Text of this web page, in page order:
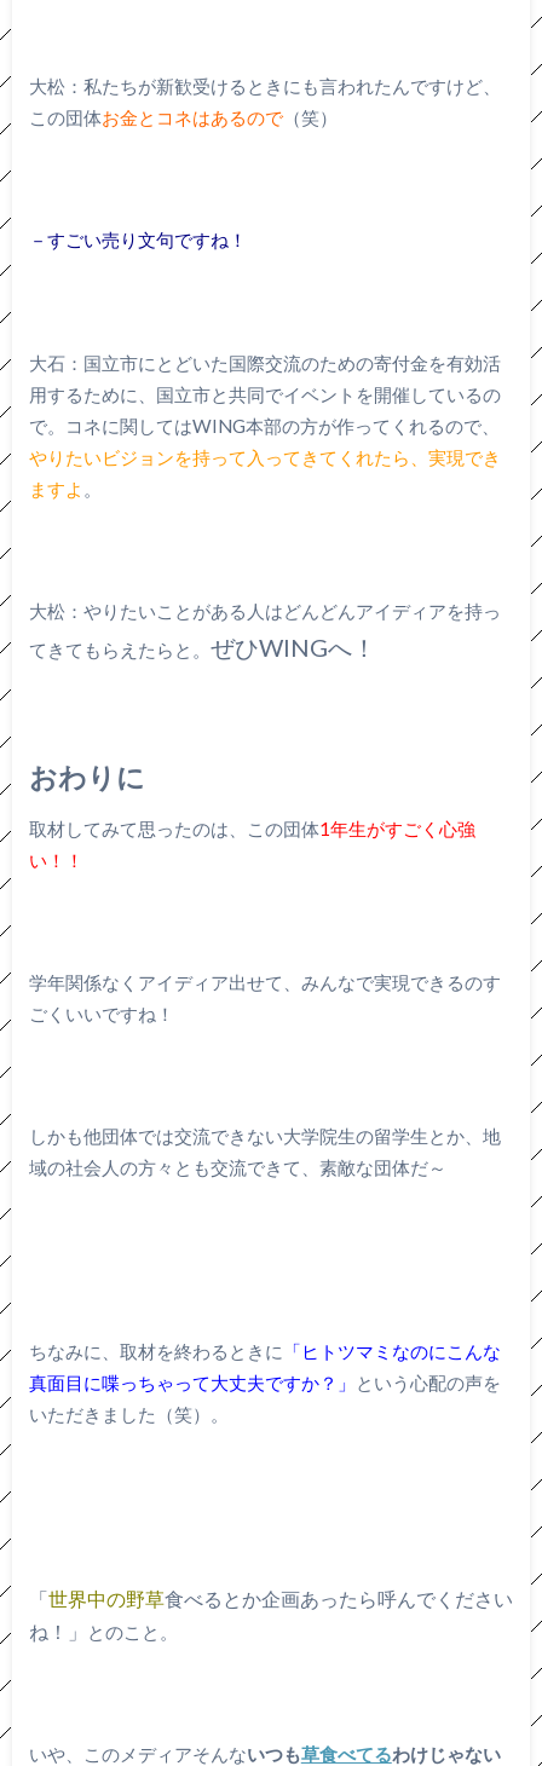
大松：私たちが新歓受けるときにも言われたんですけど、
この団体お金とコネはあるので（笑）
－すごい売り文句ですね！
大石：国立市にとどいた国際交流のための寄付金を有効活
用するために、国立市と共同でイベントを開催しているの
で。コネに関してはWING本部の方が作ってくれるので、
やりたいビジョンを持って入ってきてくれたら、実現でき
ますよ
大松：やりたいことがある人はどんどんアイディアを持っ
てきてもらえたらと。 ぜひWINGへ！
おわりに
取材してみて思ったのは、この団体1年生がすごく心強
い！！
学年関係なくアイディア出せて、みんなで実現できるのす
ごくいいですね！
しかも他団体では交流できない大学院生の留学生とか、地
域の社会人の方々とも交流できて、素敵な団体だ～
ちなみに、取材を終わるときに 「ヒトツマミなのにこんな
真面目に喋っちゃって大丈夫ですか？」
という心配の声を
いただきました（笑）。
「世界中の野草食べるとか企画あったら呼んでください
ね！」
とのこと。
いや、このメディアそんないつも草食べてるわけじゃない